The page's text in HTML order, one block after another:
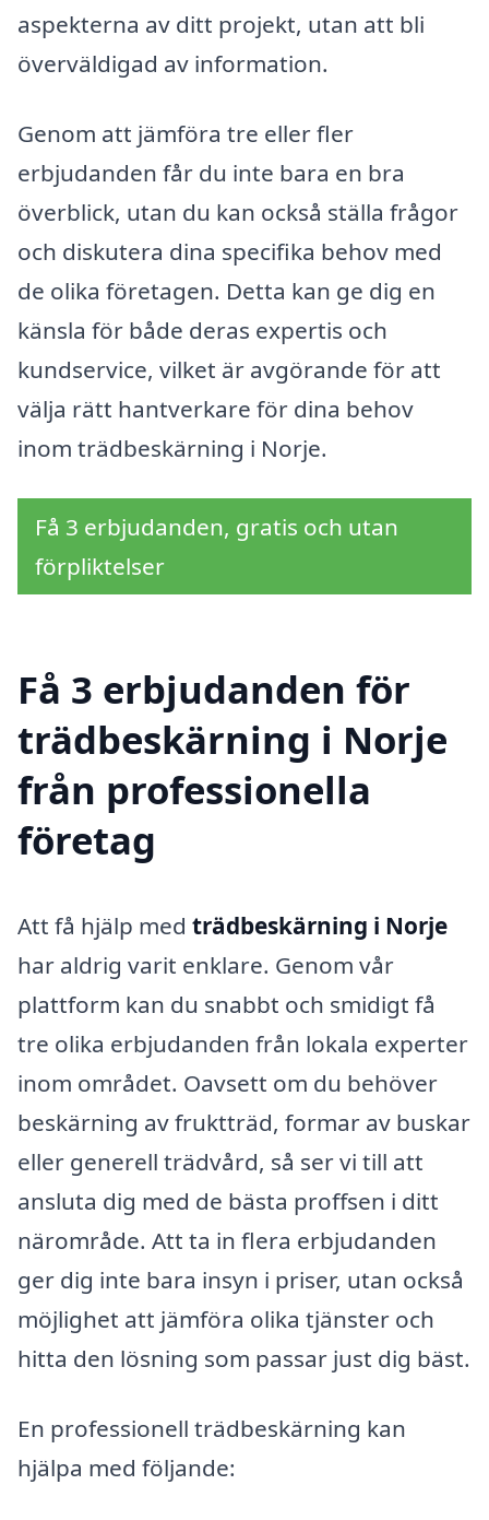
aspekterna av ditt projekt, utan att bli
överväldigad av information.
Genom att jämföra tre eller fler
erbjudanden får du inte bara en bra
överblick, utan du kan också ställa frågor
och diskutera dina specifika behov med
de olika företagen. Detta kan ge dig en
känsla för både deras expertis och
kundservice, vilket är avgörande för att
välja rätt hantverkare för dina behov
inom trädbeskärning i Norje.
Få 3 erbjudanden, gratis och utan
förpliktelser
Få 3 erbjudanden för
trädbeskärning i Norje
från professionella
företag
Att få hjälp med trädbeskärning i Norje
har aldrig varit enklare. Genom vår
plattform kan du snabbt och smidigt få
tre olika erbjudanden från lokala experter
inom området. Oavsett om du behöver
beskärning av fruktträd, formar av buskar
eller generell trädvård, så ser vi till att
ansluta dig med de bästa proffsen i ditt
närområde. Att ta in flera erbjudanden
ger dig inte bara insyn i priser, utan också
möjlighet att jämföra olika tjänster och
hitta den lösning som passar just dig bäst.
En professionell trädbeskärning kan
hjälpa med följande: